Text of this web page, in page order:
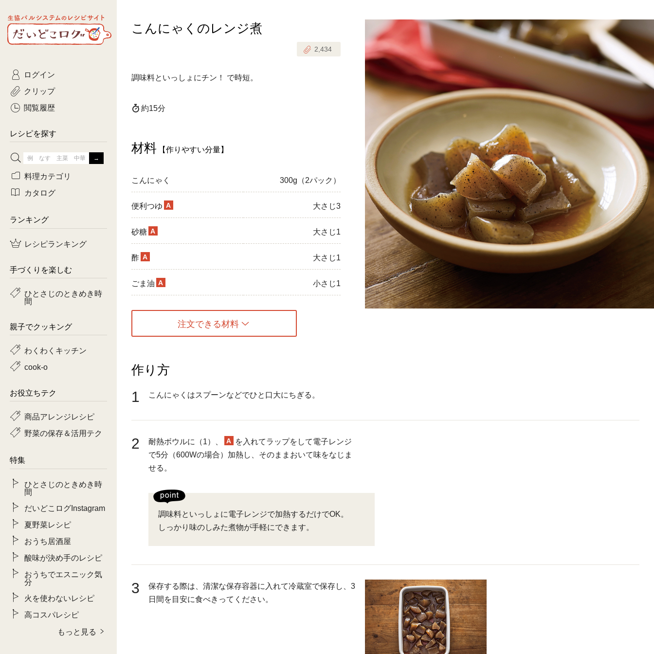
生協パルシステムのレシピ
サイト
だいどこログ
こんにゃくのレンジ煮
2,434
調味料といっしょにチン！ で時短。
約15分
材料 【作りやすい分量】
こんにゃく 300g（2パック）
便利つゆ A 大さじ3
砂糖 A 大さじ1
酢 A 大さじ1
ごま油 A 小さじ1
注文できる材料
作り方
1 こんにゃくはスプーンなどでひと口大にちぎる。
2 耐熱ボウルに（1）、 A
を入れてラップをして電子レンジ
で5分（600Wの場合）加熱し、そのままおいて味をなじま
せる。
調味料といっしょに電子レンジで加熱するだけでOK。
しっかり味のしみた煮物が手軽にできます。
3
保存する際は、清潔な保存容器に入れて冷蔵室で保存し、3
日間を目安に食べきってください。
ログイン
クリップ
閲覧履歴
レシピを探す
ひとさじのときめき時間
おきらくだ
つくりおき肉魚菜菜セット
料理カテゴリ
主菜
常備菜・作りおき
カタログ
コトコト
yumyumいっしょごはん
ぷれーんぺいじ
ランキング
レシピランキング
手づくりを楽しむ
ひとさじのときめき時
間
親子でクッキング
わくわくキッチン
cook-o
お役立ちテク
商品アレンジレシピ
野菜の保存＆活用テク
特集
ひとさじのときめき時
間
だいどこログInstagram
夏野菜レシピ
おうち居酒屋
酸味が決め手のレシピ
おうちでエスニック気
分
火を使わないレシピ
高コスパレシピ
もっと見る